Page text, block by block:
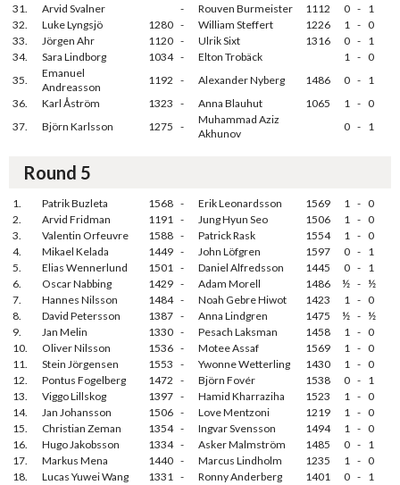
31.
Arvid Svalner - Rouven Burmeister 1112 0 - 1
32.
Luke Lyngsjö 1280 - William Steffert 1226 1 - 0
33.
Jörgen Ahr 1120 - Ulrik Sixt 1316 0 - 1
34.
Sara Lindborg 1034 - Elton Trobäck 1 - 0
35.
Emanuel
Andreasson
1192 - Alexander Nyberg 1486 0 - 1
36.
Karl Åström 1323 - Anna Blauhut 1065 1 - 0
37.
Björn Karlsson 1275 -
Muhammad Aziz
Akhunov
0 - 1
Round 5
1. Patrik Buzleta 1568 - Erik Leonardsson 1569 1 - 0
2.
Arvid Fridman 1191 - Jung Hyun Seo 1506 1 - 0
3.
Valentin Orfeuvre 1588 - Patrick Rask 1554 1 - 0
4.
Mikael Kelada 1449 - John Löfgren 1597 0 - 1
5.
Elias Wennerlund 1501 - Daniel Alfredsson 1445 0 - 1
6.
Oscar Nabbing 1429 - Adam Morell 1486 ½ - ½
7.
Hannes Nilsson 1484 - Noah Gebre Hiwot 1423 1 - 0
8.
David Petersson 1387 - Anna Lindgren 1475 ½ - ½
9.
Jan Melin 1330 - Pesach Laksman 1458 1 - 0
10.
Oliver Nilsson 1536 - Motee Assaf 1569 1 - 0
11.
Stein Jörgensen 1553 - Ywonne Wetterling 1430 1 - 0
12.
Pontus Fogelberg 1472 - Björn Fovér 1538 0 - 1
13.
Viggo Lillskog 1397 - Hamid Kharraziha 1523 1 - 0
14.
Jan Johansson 1506 - Love Mentzoni 1219 1 - 0
15.
Christian Zeman 1354 - Ingvar Svensson 1494 1 - 0
16.
Hugo Jakobsson 1334 - Asker Malmström 1485 0 - 1
17.
Markus Mena 1440 - Marcus Lindholm 1235 1 - 0
18.
Lucas Yuwei Wang 1331 - Ronny Anderberg 1401 0 - 1